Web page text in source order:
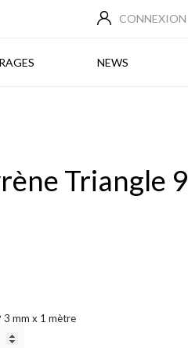
CONNEXION
NEWS
Triangle
3 mm x 1 mètre